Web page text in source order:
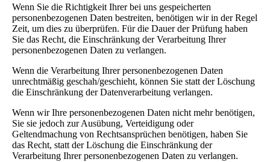
Wenn Sie die Richtigkeit Ihrer bei uns gespeicherten
personenbezogenen Daten bestreiten, benötigen wir in der Regel
Zeit, um dies zu überprüfen. Für die Dauer der Prüfung haben
Sie das Recht, die Einschränkung der Verarbeitung Ihrer
personenbezogenen Daten zu verlangen.
Wenn die Verarbeitung Ihrer personenbezogenen Daten
unrechtmäßig geschah/geschieht, können Sie statt der Löschung
die Einschränkung der Datenverarbeitung verlangen.
Wenn wir Ihre personenbezogenen Daten nicht mehr benötigen,
Sie sie jedoch zur Ausübung, Verteidigung oder
Geltendmachung von Rechtsansprüchen benötigen, haben Sie
das Recht, statt der Löschung die Einschränkung der
Verarbeitung Ihrer personenbezogenen Daten zu verlangen.